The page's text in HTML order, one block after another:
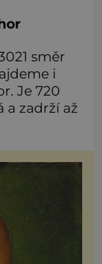
směr
i
Je 720
a zadrží až